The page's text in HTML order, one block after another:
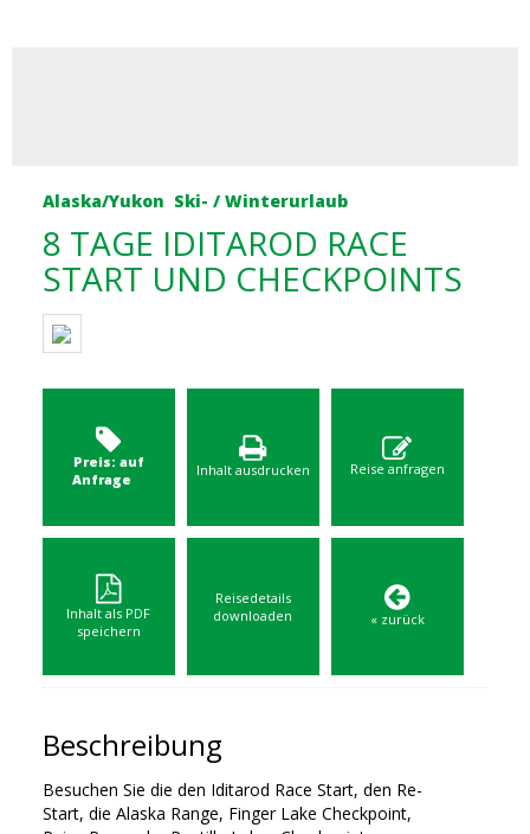
Alaska/Yukon Ski- / Winterurlaub
8 TAGE IDITAROD RACE
START UND CHECKPOINTS
Preis: auf
Anfrage
Inhalt ausdrucken Reise anfragen
Inhalt als PDF
speichern
Reisedetails
downloaden
« zurück
Beschreibung
Besuchen Sie die den Iditarod Race Start, den Re-
Start, die Alaska Range, Finger Lake Checkpoint,